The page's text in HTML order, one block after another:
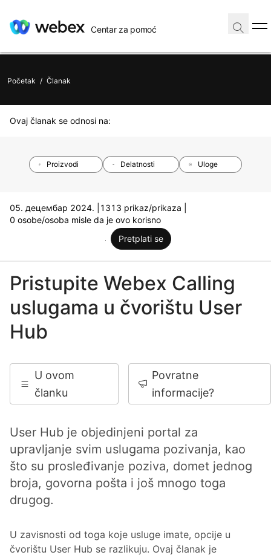
Centar za pomoć
Početak / Članak
Ovaj članak se odnosi na:
Proizvodi Delatnosti Uloge
05. децембар 2024. |
1313 prikaz/prikaza |
0 osobe/osoba misle da je ovo korisno
Pretplati se
Pristupite Webex Calling
uslugama u čvorištu User
Hub
U ovom
članku
Povratne
informacije?
User Hub je objedinjeni portal za
upravljanje svim uslugama pozivanja, kao
što su prosleđivanje poziva, domet jednog
broja, govorna pošta i još mnogo toga
drugog.
U zavisnosti od toga koje usluge imate, opcije u
čvorištu User Hub se razlikuju. Ovaj članak je